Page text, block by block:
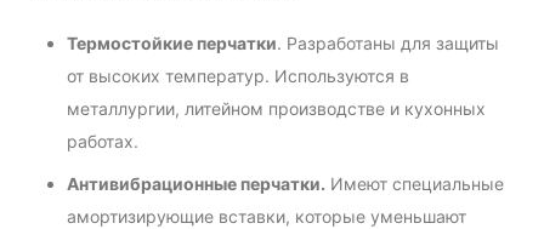
Термостойкие перчатки. Разработаны для защиты
от высоких температур. Используются в
металлургии, литейном производстве и кухонных
работах.
Антивибрационные перчатки. Имеют специальные
амортизирующие вставки, которые уменьшают